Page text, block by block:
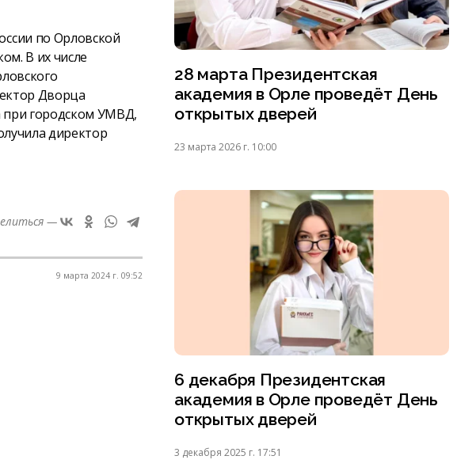
по Орловской
В их числе
Дворца
при городском УМВД,
директор
—
9 марта 2024 г. 09:52
28 марта Президентская
академия в Орле проведёт День
открытых дверей
23 марта 2026 г. 10:00
6 декабря Президентская
академия в Орле проведёт День
открытых дверей
3 декабря 2025 г. 17:51